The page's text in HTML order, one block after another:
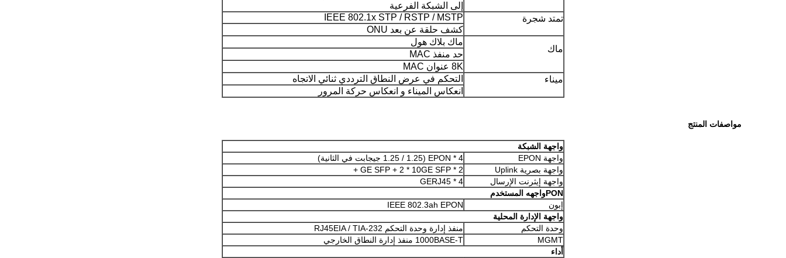
إلى الشبكة الفرعية
تمتد شجرة
IEEE 802.1x STP / RSTP / MSTP
كشف حلقة عن بعد ONU
ماك
ماك بلاك هول
حد منفذ MAC
8K عنوان MAC
ميناء
التحكم في عرض النطاق الترددي ثنائي الاتجاه
انعكاس الميناء و انعكاس حركة المرور
مواصفات المنتج
واجهة الشبكة
واجهة EPON
4 * EPON (1.25 / 1.25 جيجابت في الثانية)
واجهة بصرية Uplink
2 * GE SFP + 2 * 10GE SFP +
واجهة إيثرنت الإرسال
4 * GERJ45
PONواجهه المستخدم
إبون
IEEE 802.3ah EPON
واجهة الإدارة المحلية
وحدة التحكم
منفذ إدارة وحدة التحكم RJ45EIA / TIA-232
MGMT
1000BASE-T منفذ إدارة النطاق الخارجي
أداء